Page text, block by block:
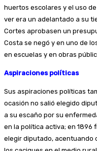
huertos escolares y el uso
ver era un adelantado a su
Cortes aprobasen un
Costa se negó y en uno de
en escuelas y en obras
Aspiraciones políticas
Sus aspiraciones políticas
ocasión no salió elegido
a su escaño por su
en la política activa; en 1896
elegir diputado, acentuando